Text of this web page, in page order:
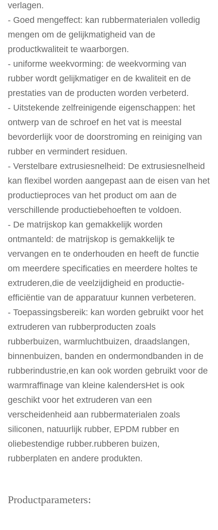
verlagen.
- Goed mengeffect: kan rubbermaterialen volledig
mengen om de gelijkmatigheid van de
productkwaliteit te waarborgen.
- uniforme weekvorming: de weekvorming van
rubber wordt gelijkmatiger en de kwaliteit en de
prestaties van de producten worden verbeterd.
- Uitstekende zelfreinigende eigenschappen: het
ontwerp van de schroef en het vat is meestal
bevorderlijk voor de doorstroming en reiniging van
rubber en vermindert residuen.
- Verstelbare extrusiesnelheid: De extrusiesnelheid
kan flexibel worden aangepast aan de eisen van het
productieproces van het product om aan de
verschillende productiebehoeften te voldoen.
- De matrijskop kan gemakkelijk worden
ontmanteld: de matrijskop is gemakkelijk te
vervangen en te onderhouden en heeft de functie
om meerdere specificaties en meerdere holtes te
extruderen,die de veelzijdigheid en productie-
efficiëntie van de apparatuur kunnen verbeteren.
- Toepassingsbereik: kan worden gebruikt voor het
extruderen van rubberproducten zoals
rubberbuizen, warmluchtbuizen, draadslangen,
binnenbuizen, banden en ondermondbanden in de
rubberindustrie,en kan ook worden gebruikt voor de
warmraffinage van kleine kalendersHet is ook
geschikt voor het extruderen van een
verscheidenheid aan rubbermaterialen zoals
siliconen, natuurlijk rubber, EPDM rubber en
oliebestendige rubber.rubberen buizen,
rubberplaten en andere produkten.
Productparameters: